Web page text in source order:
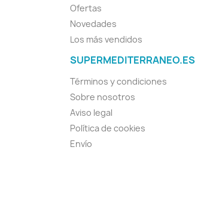
Ofertas
Novedades
Los más vendidos
SUPERMEDITERRANEO.ES
Términos y condiciones
Sobre nosotros
Aviso legal
Política de cookies
Envío